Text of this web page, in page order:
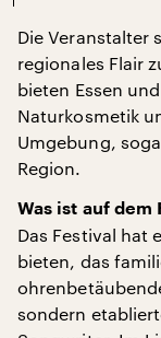
Die Veranstalter
regionales Flair
bieten Essen
Naturkosmetik
Umgebung,
Region.
Was ist auf dem
Das Festival hat
bieten, das
sondern